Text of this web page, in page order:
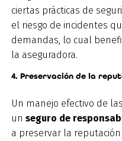
ciertas prácticas de
el riesgo de incidentes
demandas, lo cual
la aseguradora.
4. Preservación de la
Un manejo efectivo de
un seguro de
a preservar la